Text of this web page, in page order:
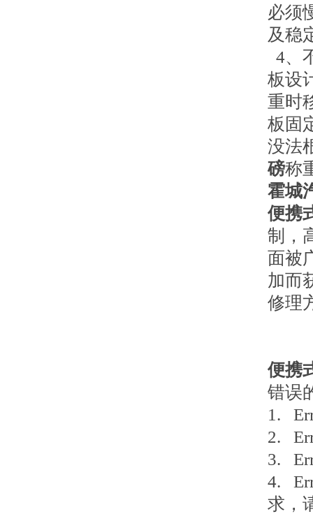
必须
及稳
4、
板设
重时
板固
没法
磅称
霍城
便携
制，
面被
加而
修理
便携
错误
1.
2.
3.
4.
求，